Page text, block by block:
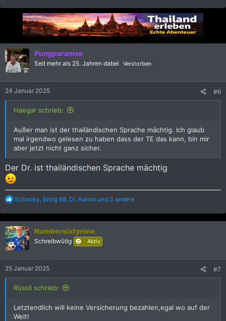
a
n
e
n
:
Pungparamee
Seit mehr als 25. Jahren dabei Verstorben
24 Januar 2025 #6
Haegar schrieb:
Außer man ist der thailändischen Sprache mächtig. Ich glaub
mal irgendwo gelesen zu haben dass der TE das kann, bin mir
aber jetzt nicht ganz sicher.
Der Dr. ist thailändischen Sprache mächtig
R
a
k
t
i
o
n
:
Schacky Bring 88 Dr. Ramin und 3 andere
Numbersixtynine
Schreibwütig Aktiv
25 Januar 2025 #7
Rüssli schrieb:
Letztendlich will keine Versicherung bezahlen,egal wo auf der
Welt!